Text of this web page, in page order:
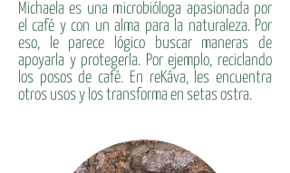
Michaela es una microbióloga apasionada por
el café y con un alma para la naturaleza. Por
eso, le parece lógico buscar maneras de
apoyarla y protegerla. Por ejemplo, reciclando
los posos de café. En reKáva, les encuentra
otros usos y los transforma en setas ostra.